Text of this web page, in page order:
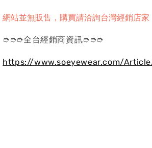
網站並無販售，購買請洽詢台灣經銷店家
➮➮➮全台經銷商資訊➮➮➮
https://www.soeyewear.com/